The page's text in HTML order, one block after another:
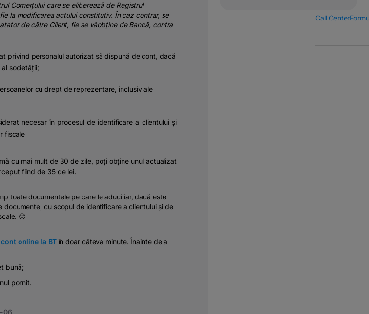
Call Center
Comerțuluicare se elibereazăde Registrul
lamodificarea actului constitutiv. Încaz contrar, se
decătreClient, fie se văobținedeBancă, contra
privind personalul autorizat să dispună de cont, dacă
societății;
cu drept de reprezentare, inclusiv ale
necesar în procesul de identificare a clientului și
fiscale
cu mai mult de 30 de zile, poți obține unul actualizat
fiind de 35 de lei.
toate documentele pe care le aduci iar, dacă este
documente, cu scopul de identificare a clientului și de
🙂
online la BTîn doar câteva minute. Înainte de a
bună;
pornit.
06